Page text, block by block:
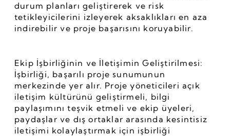
durum planları geliştirerek ve risk
tetikleyicilerini izleyerek aksaklıkları en aza
indirebilir ve proje başarısını koruyabilir.
Ekip İşbirliğinin ve İletişimin Geliştirilmesi:
İşbirliği, başarılı proje sunumunun
merkezinde yer alır. Proje yöneticileri açık
iletişim kültürünü geliştirmeli, bilgi
paylaşımını teşvik etmeli ve ekip üyeleri,
paydaşlar ve dış ortaklar arasında kesintisiz
iletişimi kolaylaştırmak için işbirliği